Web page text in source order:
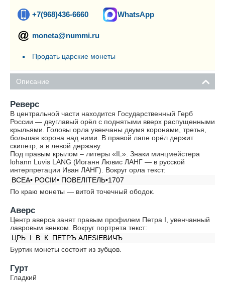
+7(968)436-6660 WhatsApp
moneta@nummi.ru
Продать царские монеты
Описание
Реверс
В центральной части находится Государственный Герб
России — двуглавый орёл с поднятыми вверх распущенными
крыльями. Головы орла увенчаны двумя коронами, третья,
большая корона над ними. В правой лапе орёл держит
скипетр, а в левой державу.
Под правым крылом – литеры «IL». Знаки минцмейстера
lohann Luvis LANG (Иоганн Лювис ЛАНГ — в русской
интерпретации Иван ЛАНГ). Вокруг орла текст:
ВСЕѦ• РОСIИ• ПОВЕЛIТЕЛЬ•1707
По краю монеты — витой точечный ободок.
Аверс
Центр аверса занят правым профилем Петра I, увенчанный
лавровым венком. Вокруг портрета текст:
ЦРЬ: I: В: К: ПЕТРЪ АЛЕSIЕВИЧЪ
Буртик монеты состоит из зубцов.
Гурт
Гладкий